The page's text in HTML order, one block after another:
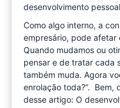
desenvolvimento
Como algo interno, a
empresário, pode afetar
Quando mudamos ou
pensar e de tratar cada
também muda. Agora
enrolação toda?”. Bem,
desse artigo: O